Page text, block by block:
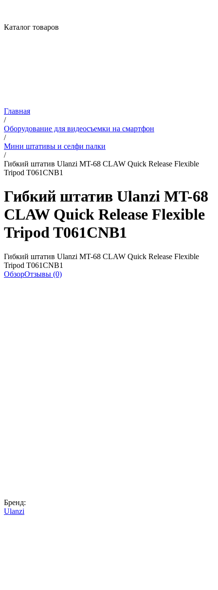
Каталог товаров
Главная
/
Оборудование для видеосъемки на смартфон
/
Мини штативы и селфи палки
/
Гибкий штатив Ulanzi MT-68 CLAW Quick Release Flexible
Tripod T061CNB1
Гибкий штатив Ulanzi MT-68
CLAW Quick Release Flexible
Tripod T061CNB1
Гибкий штатив Ulanzi MT-68 CLAW Quick Release Flexible
Tripod T061CNB1
ОбзорОтзывы (0)
Бренд:
Ulanzi